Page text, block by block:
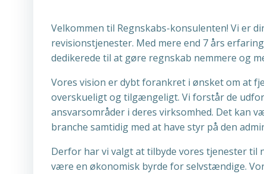
Velkommen til Regnskabs-konsulenten! Vi er
revisionstjenester. Med mere end 7 års
dedikerede til at gøre regnskab nemmere og
Vores vision er dybt forankret i ønsket om at
overskueligt og tilgængeligt. Vi forstår de
ansvarsområder i deres virksomhed. Det kan
branche samtidig med at have styr på den
Derfor har vi valgt at tilbyde vores tjenester
være en økonomisk byrde for selvstændige.